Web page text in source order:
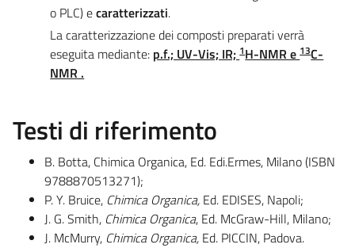
o PLC) ecaratterizzati.
La caratterizzazione dei composti preparati verrà
eseguita mediante: p.f.; UV-Vis; IR;1H-NMR e13C-
NMR .
Testi di riferimento
B. Botta, Chimica Organica, Ed. Edi.Ermes, Milano (ISBN
9788870513271);
P. Y. Bruice, Chimica Organica, Ed. EDISES, Napoli;
J. G. Smith, Chimica Organica, Ed. McGraw-Hill, Milano;
J. McMurry, Chimica Organica, Ed. PICCIN, Padova.